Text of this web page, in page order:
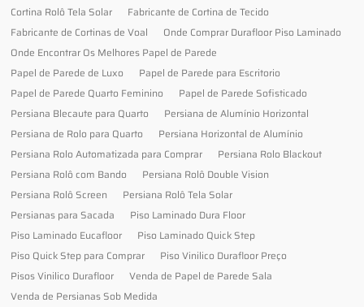
Cortina Rolô Tela Solar
Fabricante de Cortina de Tecido
Fabricante de Cortinas de Voal
Onde Comprar Durafloor Piso Laminado
Onde Encontrar Os Melhores Papel de Parede
Papel de Parede de Luxo
Papel de Parede para Escritorio
Papel de Parede Quarto Feminino
Papel de Parede Sofisticado
Persiana Blecaute para Quarto
Persiana de Alumínio Horizontal
Persiana de Rolo para Quarto
Persiana Horizontal de Alumínio
Persiana Rolo Automatizada para Comprar
Persiana Rolo Blackout
Persiana Rolô com Bando
Persiana Rolô Double Vision
Persiana Rolô Screen
Persiana Rolô Tela Solar
Persianas para Sacada
Piso Laminado Dura Floor
Piso Laminado Eucafloor
Piso Laminado Quick Step
Piso Quick Step para Comprar
Piso Vinilico Durafloor Preço
Pisos Vinilico Durafloor
Venda de Papel de Parede Sala
Venda de Persianas Sob Medida